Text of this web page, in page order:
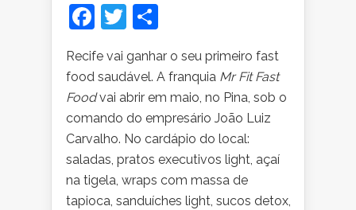
Facebook
Twitter
Recife vai ganhar o seu primeiro fast
food saudável. A franquia Mr Fit Fast
Foodvai abrir em maio, no Pina, sob o
comando do empresário João Luiz
Carvalho. No cardápio do local:
saladas, pratos executivos light, açaí
na tigela, wraps com massa de
tapioca, sanduíches light, sucos detox,